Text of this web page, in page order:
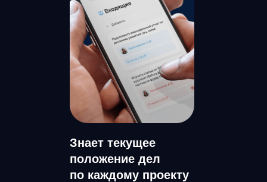
Знает текущее
положение дел
по каждому проекту